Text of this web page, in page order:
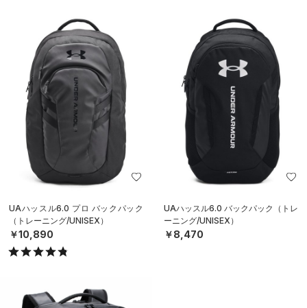
UAハッスル6.0 プロ バックパック
（トレーニング/UNISEX）
￥10,890
UAハッスル6.0 バックパック（トレ
ーニング/UNISEX）
￥8,470